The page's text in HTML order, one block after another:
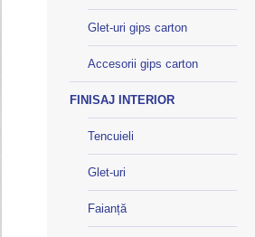
Glet-uri gips carton
Accesorii gips carton
FINISAJ INTERIOR
Tencuieli
Glet-uri
Faianță